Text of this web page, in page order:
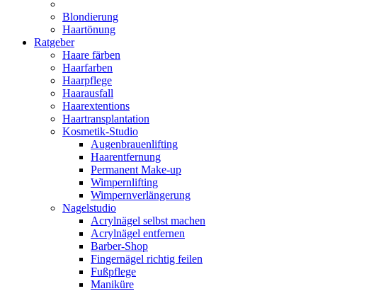
Blondierung
Haartönung
Ratgeber
Haare färben
Haarfarben
Haarpflege
Haarausfall
Haarextentions
Haartransplantation
Kosmetik-Studio
Augenbrauenlifting
Haarentfernung
Permanent Make-up
Wimpernlifting
Wimpernverlängerung
Nagelstudio
Acrylnägel selbst machen
Acrylnägel entfernen
Barber-Shop
Fingernägel richtig feilen
Fußpflege
Maniküre